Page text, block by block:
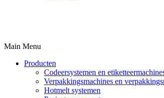
Main Menu
Producten
Codeersystemen en
Verpakkingsmachines en
Hotmelt systemen